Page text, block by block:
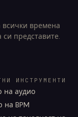
всички времена
представите.
ИНСТРУМЕНТИ
на аудио
на BPM